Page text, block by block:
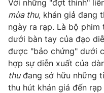
Ðiện thoại Thời báo VTV:
Email:toasoan@vtv.vn
Liên hệ quảng cáo:
024-
Với những "đợt thính"
mùa thu, khán giả đang
ngày ra rạp. Là bộ phim
dưới bàn tay của đạo
được "bảo chứng" dưới
hợp sự diễn xuất của
thuđang sở hữu những
thu hút khán giả đến